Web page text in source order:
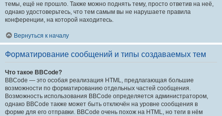
темы, ещё не прошло. Также можно поднять тему, просто ответив на неё,
однако удостоверьтесь, что тем самым вы не нарушаете правила
конференции, на которой находитесь.
Вернуться к началу
Форматирование сообщений и типы создаваемых тем
Что такое BBCode?
BBCode — это особая реализация HTML, предлагающая большие
возможности по форматированию отдельных частей сообщения.
Возможность использования BBCode определяется администратором,
однако BBCode также может быть отключён на уровне сообщения в
форме для его отправки. BBCode очень похож на HTML, но теги в нём